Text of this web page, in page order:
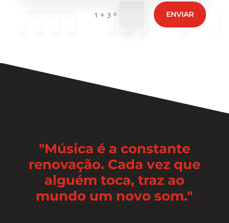
1 + 3 = ENVIAR
"Música é a constante
renovação. Cada vez que
alguém toca, traz ao
mundo um novo som."